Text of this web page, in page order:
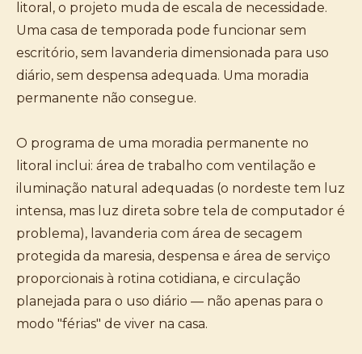
litoral, o projeto muda de escala de necessidade.
Uma casa de temporada pode funcionar sem
escritório, sem lavanderia dimensionada para uso
diário, sem despensa adequada. Uma moradia
permanente não consegue.
O programa de uma moradia permanente no
litoral inclui: área de trabalho com ventilação e
iluminação natural adequadas (o nordeste tem luz
intensa, mas luz direta sobre tela de computador é
problema), lavanderia com área de secagem
protegida da maresia, despensa e área de serviço
proporcionais à rotina cotidiana, e circulação
planejada para o uso diário — não apenas para o
modo "férias" de viver na casa.